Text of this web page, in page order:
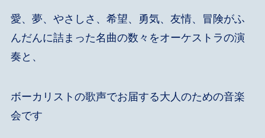
愛、夢、やさしさ、希望、勇気、友情、冒険がふ
んだんに詰まった名曲の数々をオーケストラの演
奏と、
ボーカリストの歌声でお届する大人のための音楽
会です